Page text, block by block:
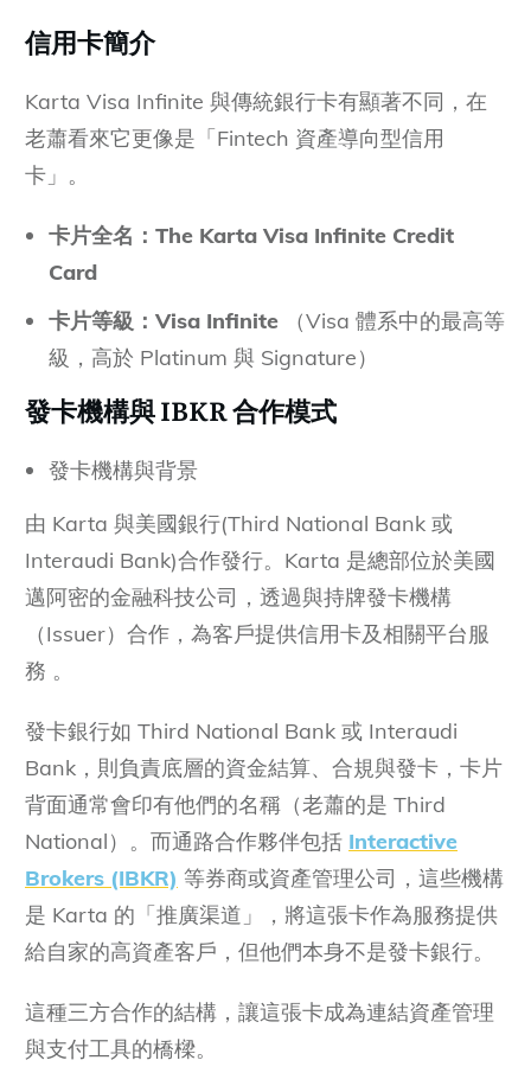
信用卡簡介
Karta Visa Infinite 與傳統銀行卡有顯著不同，在
老蕭看來它更像是「Fintech 資產導向型信用
卡」。
卡片全名：The Karta Visa Infinite Credit
Card
卡片等級：Visa Infinite
（Visa 體系中的最高等
級，高於 Platinum 與 Signature）
發卡機構與 IBKR 合作模式
發卡機構與背景
由 Karta 與美國銀行(Third National Bank 或
Interaudi Bank)合作發行。Karta 是總部位於美國
邁阿密的金融科技公司，透過與持牌發卡機構
（Issuer）合作，為客戶提供信用卡及相關平台服
務 。
發卡銀行如 Third National Bank 或 Interaudi
Bank，則負責底層的資金結算、合規與發卡，卡片
背面通常會印有他們的名稱（老蕭的是 Third
National）。而通路合作夥伴包括 Interactive
Brokers (IBKR) 等券商或資產管理公司，這些機構
是 Karta 的「推廣渠道」，將這張卡作為服務提供
給自家的高資產客戶，但他們本身不是發卡銀行。
這種三方合作的結構，讓這張卡成為連結資產管理
與支付工具的橋樑。